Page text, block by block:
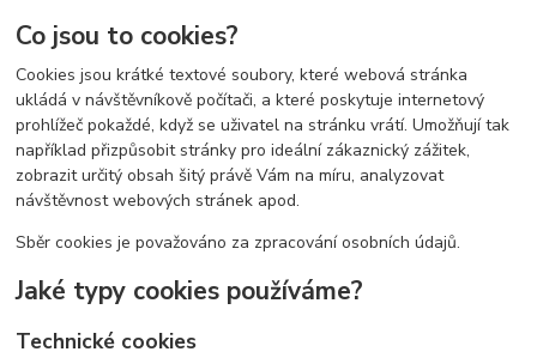
Co jsou to cookies?
Cookies jsou krátké textové soubory, které webová stránka
ukládá v návštěvníkově počítači, a které poskytuje internetový
prohlížeč pokaždé, když se uživatel na stránku vrátí. Umožňují tak
například přizpůsobit stránky pro ideální zákaznický zážitek,
zobrazit určitý obsah šitý právě Vám na míru, analyzovat
návštěvnost webových stránek apod.
Sběr cookies je považováno za zpracování osobních údajů.
Jaké typy cookies používáme?
Technické cookies